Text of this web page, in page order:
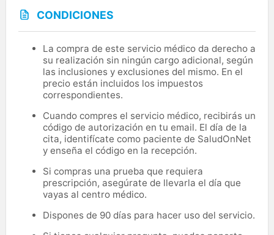
CONDICIONES
La compra de este servicio médico da derecho a
su realización sin ningún cargo adicional, según
las inclusiones y exclusiones del mismo. En el
precio están incluidos los impuestos
correspondientes.
Cuando compres el servicio médico, recibirás un
código de autorización en tu email. El día de la
cita, identifícate como paciente de SaludOnNet
y enseña el código en la recepción.
Si compras una prueba que requiera
prescripción, asegúrate de llevarla el día que
vayas al centro médico.
Dispones de 90 días para hacer uso del servicio.